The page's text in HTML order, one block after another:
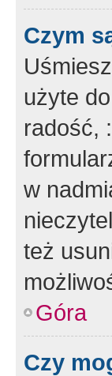
Czym
użyte
radość,
w
też
Góra
Czy